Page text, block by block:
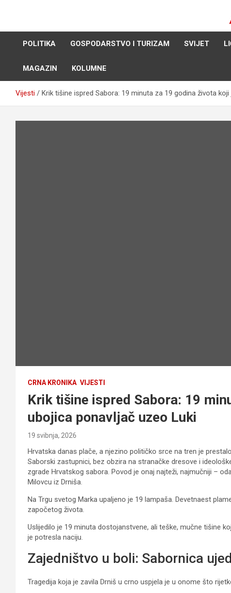
POLITIKA
GOSPODARSTVO I TURIZAM SVIJET
MAGAZIN KOLUMNE
Vijesti Krik tišine ispred Sabora: 19 minuta za 19 godina života
CRNA KRONIKA VIJESTI
Krik tišine ispred Sabora: 19
ubojica ponavljač uzeo Luki
19 svibnja, 2026
Hrvatska danas plače, a njezino političko srce na tren je
Saborski zastupnici, bez obzira na stranačke dresove i
zgrade Hrvatskog sabora. Povod je onaj najteži, najmučniji –
Milovcu iz Drniša.
Na Trgu svetog Marka upaljeno je 19 lampaša. Devetnaest
započetog života.
Uslijedilo je 19 minuta dostojanstvene, ali teške, mučne tišine
je potresla naciju.
Zajedništvo u boli: Sabornica
Tragedija koja je zavila Drniš u crno uspjela je u onome što